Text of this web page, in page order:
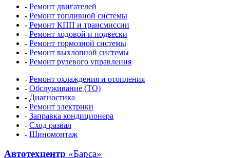
- Ремонт двигателей
- Ремонт топливной системы
- Ремонт КПП и трансмиссии
- Ремонт ходовой и подвески
- Ремонт тормозной системы
- Ремонт выхлопной системы
- Ремонт рулевого управления
- Ремонт охлаждения и отопления
- Обслуживание (ТО)
- Диагностика
- Ремонт электрики
- Заправка кондиционера
- Сход развал
- Шиномонтаж
Автотехцентр «Барса»